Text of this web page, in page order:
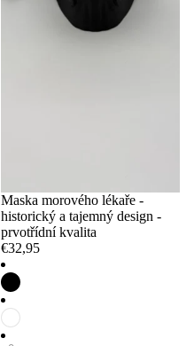
Maska morového lékaře -
historický a tajemný design -
prvotřídní kvalita
€32,95